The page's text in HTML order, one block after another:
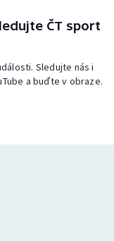
ČT sport
Sledujte nás i
a buďte v obraze.